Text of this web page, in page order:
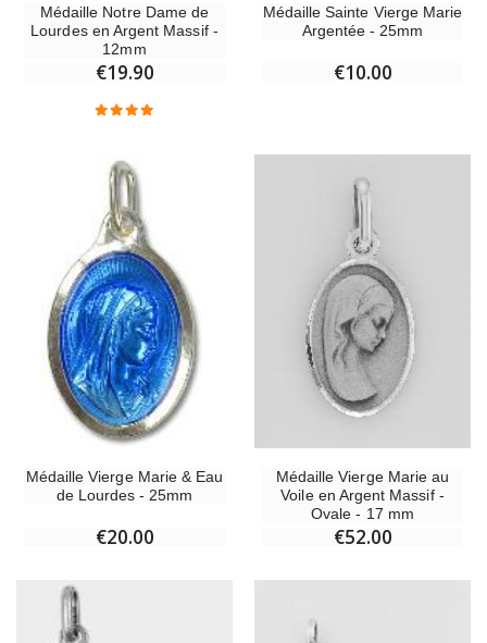
Médaille Notre Dame de
Lourdes en Argent Massif -
12mm
€19.90
Médaille Sainte Vierge Marie
Argentée - 25mm
€10.00
Médaille Vierge Marie & Eau
de Lourdes - 25mm
€20.00
Médaille Vierge Marie au
Voile en Argent Massif -
Ovale - 17 mm
€52.00